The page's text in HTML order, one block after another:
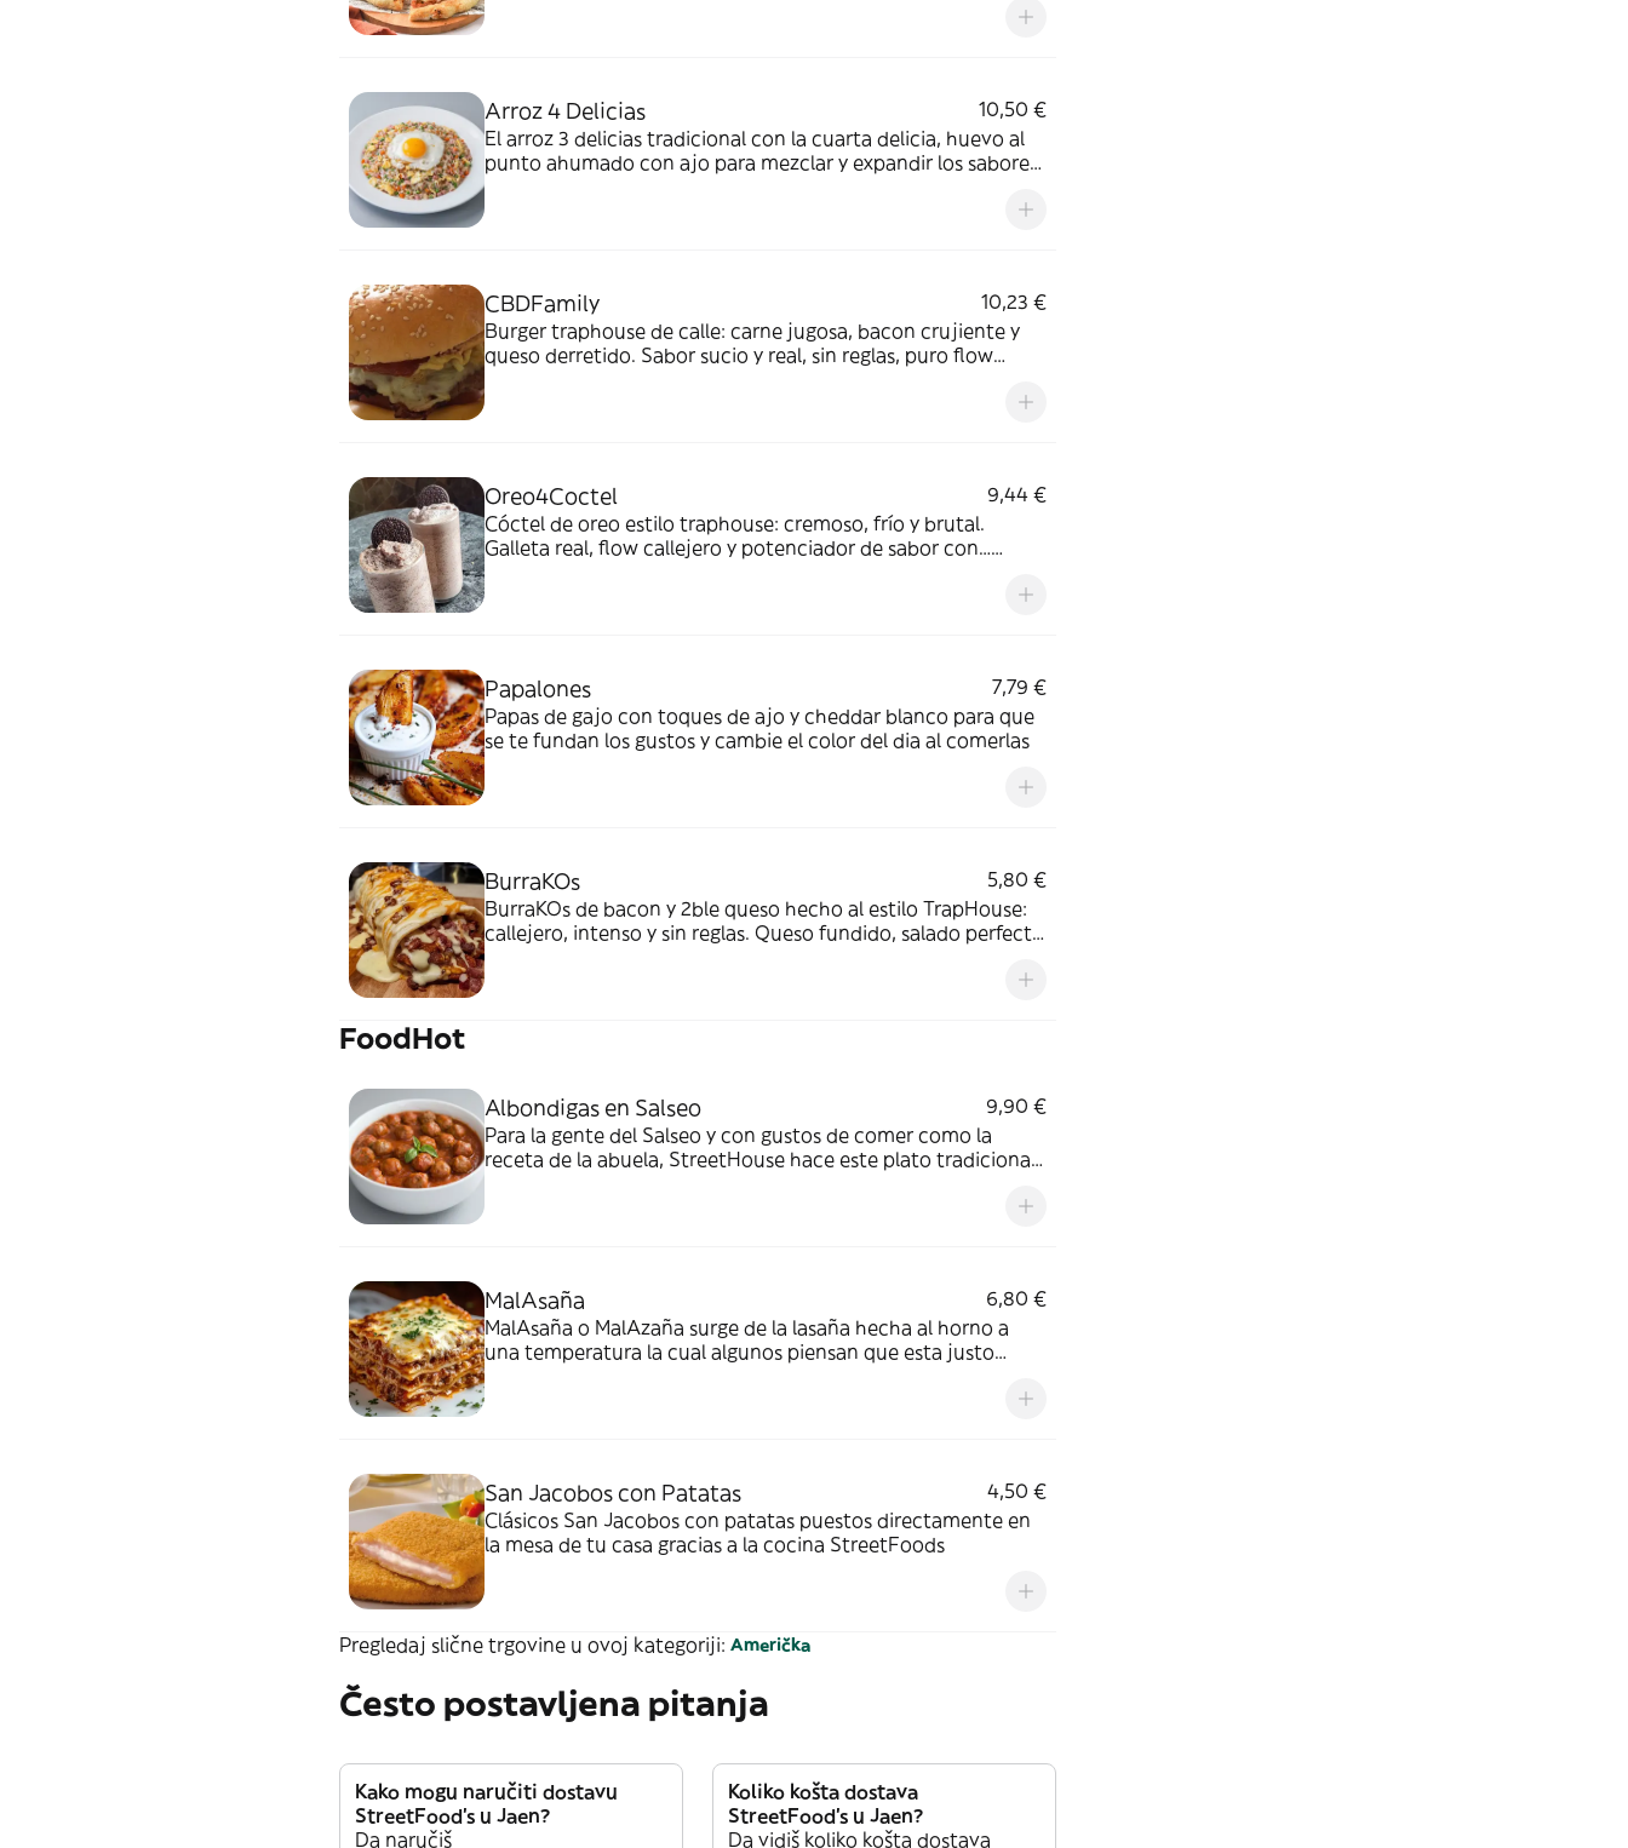
Arroz 4 Delicias
10,50 €
El arroz 3 delicias tradicional con la cuarta delicia, huevo al
punto ahumado con ajo para mezclar y expandir los sabores
CBDFamily
10,23 €
Burger traphouse de calle: carne jugosa, bacon crujiente y
queso derretido. Sabor sucio y real, sin reglas, puro flow
Oreo4Coctel
9,44 €
Cóctel de oreo estilo traphouse: cremoso, frío y brutal.
Galleta real, flow callejero y potenciador de sabor con…
Papalones
7,79 €
Papas de gajo con toques de ajo y cheddar blanco para que
se te fundan los gustos y cambie el color del dia al comerlas
BurraKOs
5,80 €
BurraKOs de bacon y 2ble queso hecho al estilo TrapHouse:
callejero, intenso y sin reglas. Queso fundido, salado perfecto
FoodHot
Albondigas en Salseo
9,90 €
Para la gente del Salseo y con gustos de comer como la
receta de la abuela, StreetHouse hace este plato tradicional
MalAsaña
6,80 €
MalAsaña o MalAzaña surge de la lasaña hecha al horno a
una temperatura la cual algunos piensan que esta justo
horneado con temperatura justa. Un reto para saber si eres
San Jacobos con Patatas
4,50 €
Clásicos San Jacobos con patatas puestos directamente en
la mesa de tu casa gracias a la cocina StreetFoods
Pregledaj slične trgovine u ovoj kategoriji: Američka
Često postavljena pitanja
Kako mogu naručiti dostavu
StreetFood’s u Jaen?
Da naručiš
Koliko košta dostava
StreetFood’s u Jaen?
Da vidiš koliko košta dostava